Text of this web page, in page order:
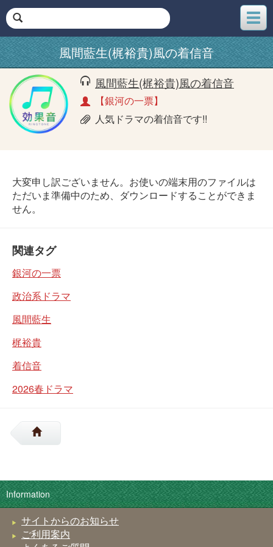
メ
ニ
ュ
ー
風間藍生(梶裕貴)風の着信音
風間藍生(梶裕貴)風の着信音
【銀河の一票】
人気ドラマの着信音です!!
大変申し訳ございません。お使いの端末用のファイルは
ただいま準備中のため、ダウンロードすることができま
せん。
関連タグ
銀河の一票
政治系ドラマ
風間藍生
梶裕貴
着信音
2026春ドラマ
Information
サイトからのお知らせ
ご利用案内